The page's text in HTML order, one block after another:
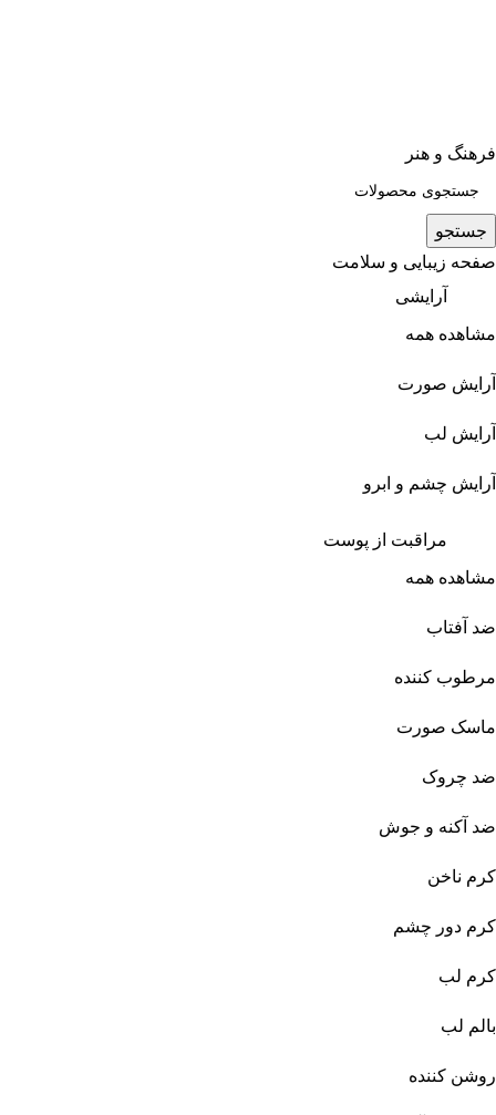
فرهنگ و هنر
جستجو
صفحه زیبایی و سلامت
آرایشی
مشاهده همه
آرایش صورت
آرایش لب
آرایش چشم و ابرو
مراقبت از پوست
مشاهده همه
ضد آفتاب
مرطوب کننده
ماسک صورت
ضد چروک
ضد آکنه و جوش
کرم ناخن
کرم دور چشم
کرم لب
بالم لب
روشن کننده